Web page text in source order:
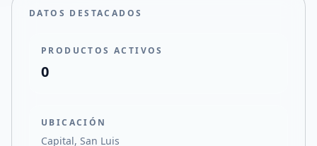
DATOS DESTACADOS
PRODUCTOS ACTIVOS
0
UBICACIÓN
Capital, San Luis